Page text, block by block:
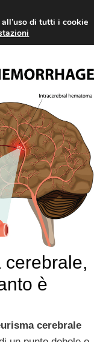
cerebrale,
è
cerebrale
di tutti i cookie